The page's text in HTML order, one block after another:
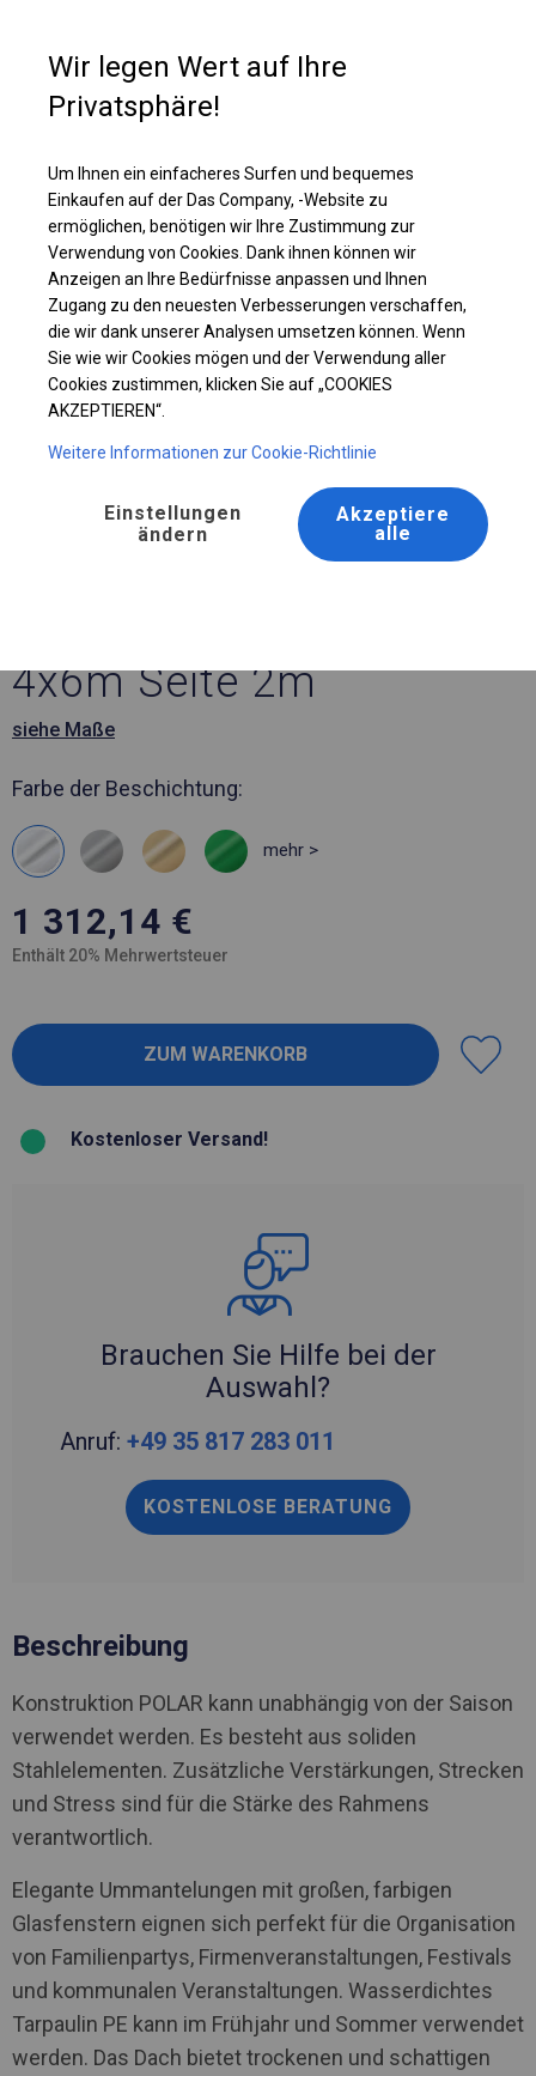
Solides Partyzelt | 4x6 m
4x6m Seite 2m
siehe Maße
Farbe der Beschichtung:
mehr >
1 312,14 €
Enthält 20% Mehrwertsteuer
Kostenloser Versand!
Brauchen Sie Hilfe bei der
Auswahl?
Anruf: +49 35 817 283 011
KOSTENLOSE BERATUNG
Beschreibung
Konstruktion POLAR kann unabhängig von der Saison
verwendet werden. Es besteht aus soliden
Stahlelementen. Zusätzliche Verstärkungen, Strecken
und Stress sind für die Stärke des Rahmens
verantwortlich.
Elegante Ummantelungen mit großen, farbigen
Glasfenstern eignen sich perfekt für die Organisation
von Familienpartys, Firmenveranstaltungen, Festivals
und kommunalen Veranstaltungen. Wasserdichtes
Tarpaulin PE kann im Frühjahr und Sommer verwendet
werden. Das Dach bietet trockenen und schattigen
Wir legen Wert auf Ihre
Privatsphäre!
Um Ihnen ein einfacheres Surfen und bequemes
Einkaufen auf der Das Company, -Website zu
ermöglichen, benötigen wir Ihre Zustimmung zur
Verwendung von Cookies. Dank ihnen können wir
Anzeigen an Ihre Bedürfnisse anpassen und Ihnen
Zugang zu den neuesten Verbesserungen verschaffen,
die wir dank unserer Analysen umsetzen können. Wenn
Sie wie wir Cookies mögen und der Verwendung aller
Cookies zustimmen, klicken Sie auf „COOKIES
AKZEPTIEREN“.
Weitere Informationen zur Cookie-Richtlinie
Einstellungen
ändern
Akzeptiere
alle